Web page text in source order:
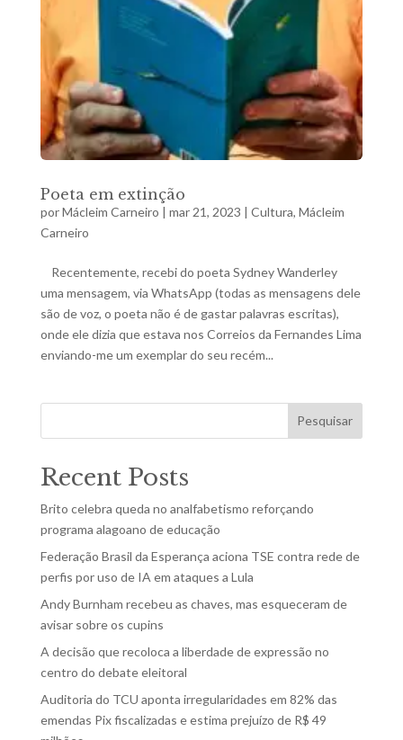
Poeta em extinção
porMácleim Carneiro | mar 21, 2023 | Cultura, Mácleim
Carneiro
Recentemente, recebi do poeta Sydney Wanderley
uma mensagem, via WhatsApp (todas as mensagens dele
são de voz, o poeta não é de gastar palavras escritas),
onde ele dizia que estava nos Correios da Fernandes Lima
enviando-me um exemplar do seu recém...
Pesquisar
Recent Posts
Brito celebra queda no analfabetismo reforçando
programa alagoano de educação
Federação Brasil da Esperança aciona TSE contra rede de
perfis por uso de IA em ataques a Lula
Andy Burnham recebeu as chaves, mas esqueceram de
avisar sobre os cupins
A decisão que recoloca a liberdade de expressão no
centro do debate eleitoral
Auditoria do TCU aponta irregularidades em 82% das
emendas Pix fiscalizadas e estima prejuízo de R$ 49